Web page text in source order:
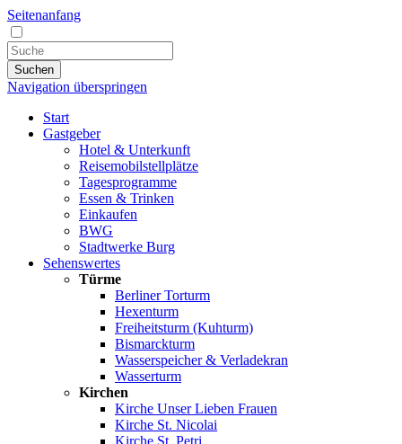
Seitenanfang
Suchen
Navigation überspringen
Start
Gastgeber
Hotel & Unterkunft
Reisemobilstellplätze
Tagesprogramme
Essen & Trinken
Einkaufen
BWG
Stadtwerke Burg
Sehenswertes
Türme
Berliner Torturm
Hexenturm
Freiheitsturm (Kuhturm)
Bismarckturm
Wasserspeicher & Verladekran
Wasserturm
Kirchen
Kirche Unser Lieben Frauen
Kirche St. Nicolai
Kirche St. Petri